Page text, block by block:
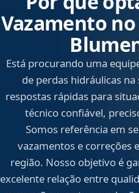
Vazamento
Está procurando uma
de perdas hidráulicas
respostas rápidas para
técnico confiável,
Somos referência em
vazamentos e correções
região. Nosso objetivo é
excelente relação entre